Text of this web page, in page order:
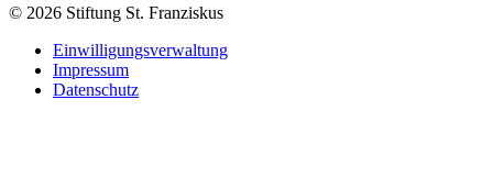
© 2026 Stiftung St. Franziskus
Einwilligungsverwaltung
Impressum
Datenschutz